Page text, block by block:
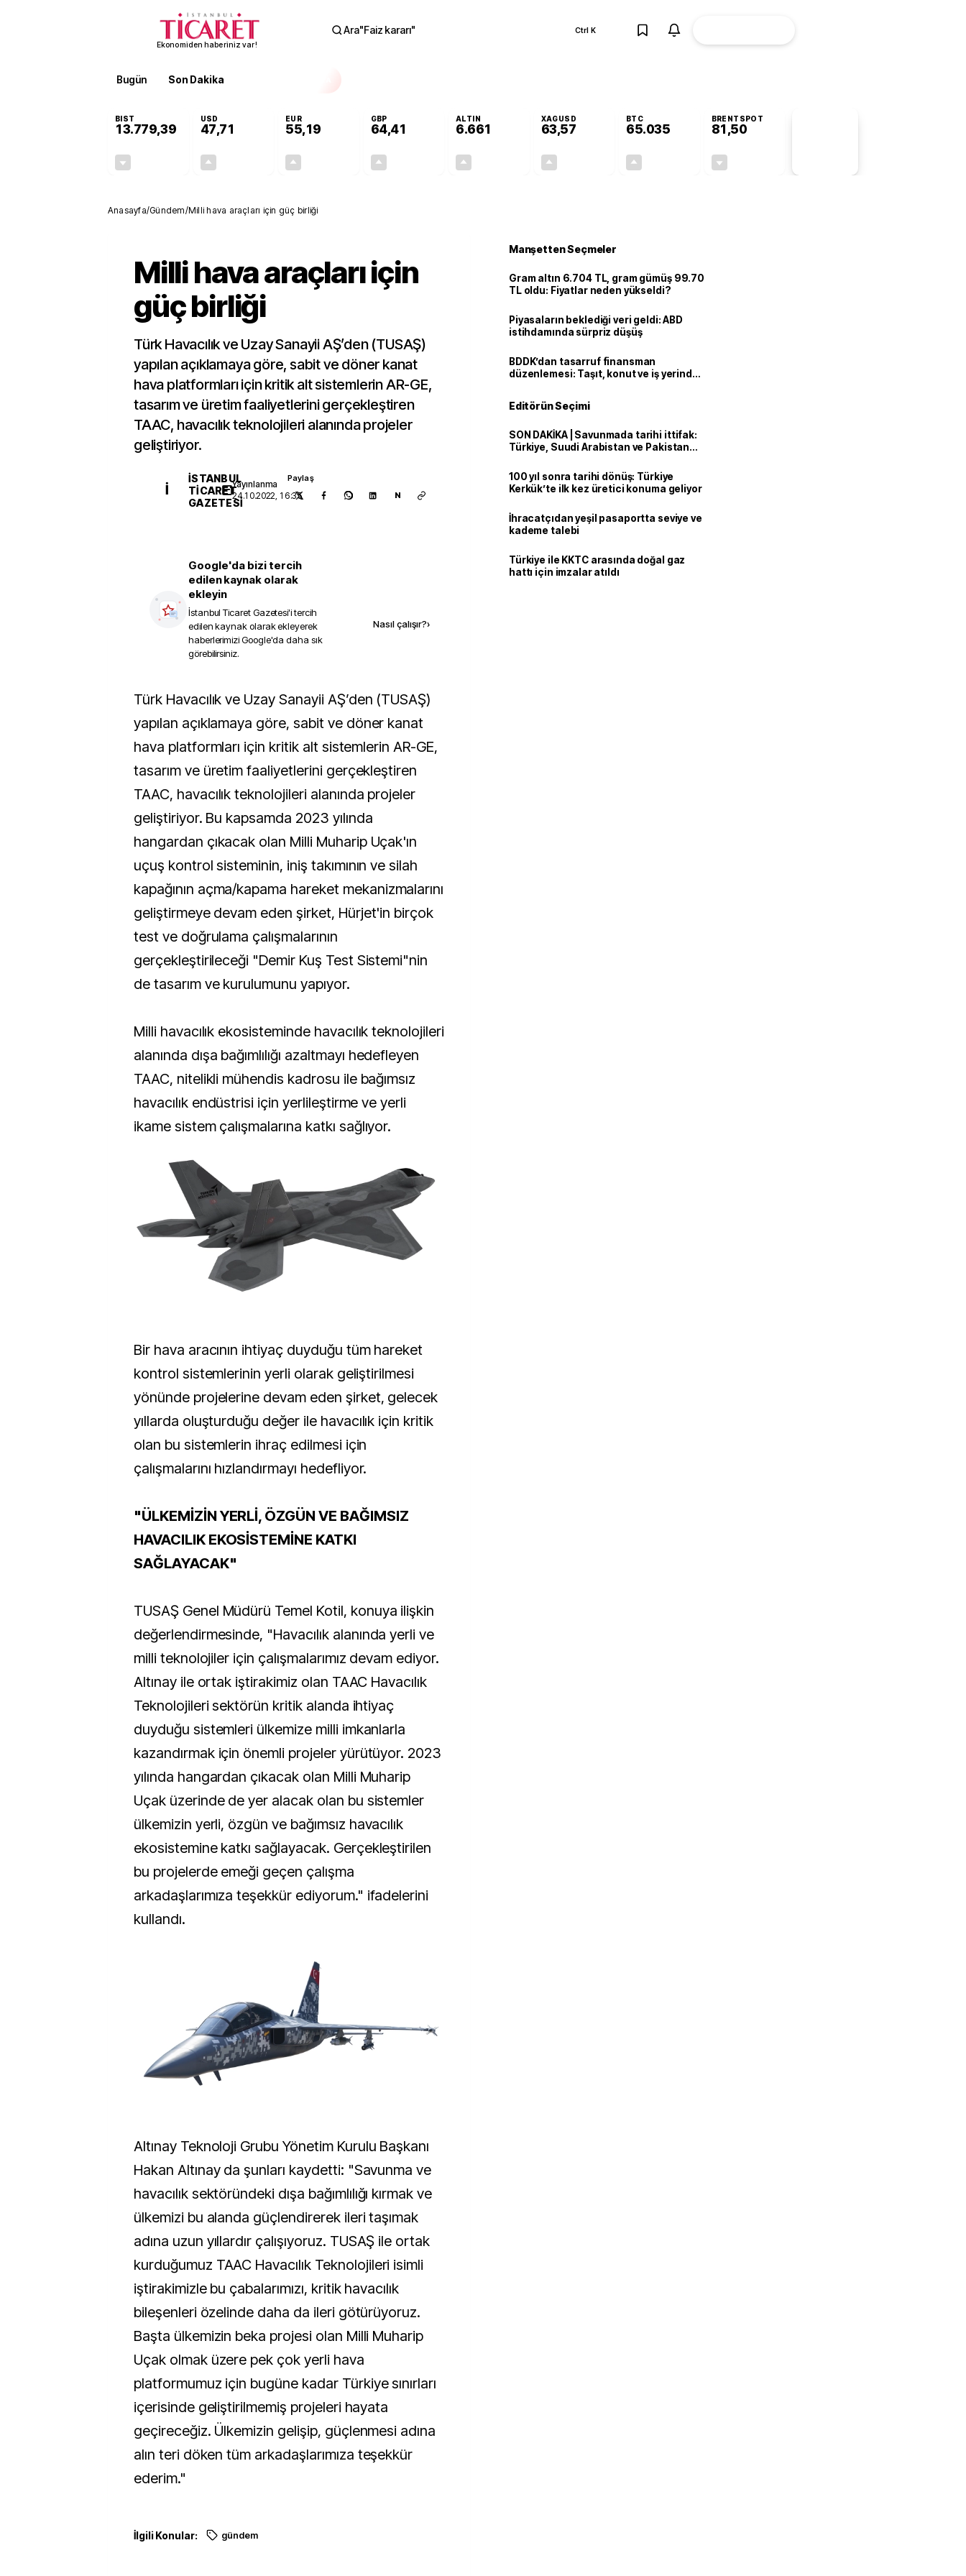
Ekonomiden haberiniz var!
Ara"Faiz kararı" Ctrl K
Bugün Son Dakika
BIST
13.779,39
USD
47,71
EUR
55,19
GBP
64,41
ALTIN
6.661
XAGUSD
63,57
BTC
65.035
BRENTSPOT
81,50
Anasayfa/Gündem/Milli hava araçları için güç birliği
Milli hava araçları için
güç birliği
Türk Havacılık ve Uzay Sanayii AŞ’den (TUSAŞ)
yapılan açıklamaya göre, sabit ve döner kanat
hava platformları için kritik alt sistemlerin AR-GE,
tasarım ve üretim faaliyetlerini gerçekleştiren
TAAC, havacılık teknolojileri alanında projeler
geliştiriyor.
İ
İSTANBUL
TICARET
GAZETESI
Yayınlanma
24.10.2022, 16:35
Paylaş
N
Google'da bizi tercih
edilen kaynak olarak
ekleyin
İstanbul Ticaret Gazetesi'i tercih
edilen kaynak olarak ekleyerek
haberlerimizi Google'da daha sık
görebilirsiniz.
Nasıl çalışır?›
Türk Havacılık ve Uzay Sanayii AŞ’den (TUSAŞ)
yapılan açıklamaya göre, sabit ve döner kanat
hava platformları için kritik alt sistemlerin AR-GE,
tasarım ve üretim faaliyetlerini gerçekleştiren
TAAC, havacılık teknolojileri alanında projeler
geliştiriyor. Bu kapsamda 2023 yılında
hangardan çıkacak olan Milli Muharip Uçak'ın
uçuş kontrol sisteminin, iniş takımının ve silah
kapağının açma/kapama hareket mekanizmalarını
geliştirmeye devam eden şirket, Hürjet'in birçok
test ve doğrulama çalışmalarının
gerçekleştirileceği "Demir Kuş Test Sistemi"nin
de tasarım ve kurulumunu yapıyor.
Milli havacılık ekosisteminde havacılık teknolojileri
alanında dışa bağımlılığı azaltmayı hedefleyen
TAAC, nitelikli mühendis kadrosu ile bağımsız
havacılık endüstrisi için yerlileştirme ve yerli
ikame sistem çalışmalarına katkı sağlıyor.
Bir hava aracının ihtiyaç duyduğu tüm hareket
kontrol sistemlerinin yerli olarak geliştirilmesi
yönünde projelerine devam eden şirket, gelecek
yıllarda oluşturduğu değer ile havacılık için kritik
olan bu sistemlerin ihraç edilmesi için
çalışmalarını hızlandırmayı hedefliyor.
"ÜLKEMİZİN YERLİ, ÖZGÜN VE BAĞIMSIZ
HAVACILIK EKOSİSTEMİNE KATKI
SAĞLAYACAK"
TUSAŞ Genel Müdürü Temel Kotil, konuya ilişkin
değerlendirmesinde, "Havacılık alanında yerli ve
milli teknolojiler için çalışmalarımız devam ediyor.
Altınay ile ortak iştirakimiz olan TAAC Havacılık
Teknolojileri sektörün kritik alanda ihtiyaç
duyduğu sistemleri ülkemize milli imkanlarla
kazandırmak için önemli projeler yürütüyor. 2023
yılında hangardan çıkacak olan Milli Muharip
Uçak üzerinde de yer alacak olan bu sistemler
ülkemizin yerli, özgün ve bağımsız havacılık
ekosistemine katkı sağlayacak. Gerçekleştirilen
bu projelerde emeği geçen çalışma
arkadaşlarımıza teşekkür ediyorum." ifadelerini
kullandı.
Altınay Teknoloji Grubu Yönetim Kurulu Başkanı
Hakan Altınay da şunları kaydetti: "Savunma ve
havacılık sektöründeki dışa bağımlılığı kırmak ve
ülkemizi bu alanda güçlendirerek ileri taşımak
adına uzun yıllardır çalışıyoruz. TUSAŞ ile ortak
kurduğumuz TAAC Havacılık Teknolojileri isimli
iştirakimizle bu çabalarımızı, kritik havacılık
bileşenleri özelinde daha da ileri götürüyoruz.
Başta ülkemizin beka projesi olan Milli Muharip
Uçak olmak üzere pek çok yerli hava
platformumuz için bugüne kadar Türkiye sınırları
içerisinde geliştirilmemiş projeleri hayata
geçireceğiz. Ülkemizin gelişip, güçlenmesi adına
alın teri döken tüm arkadaşlarımıza teşekkür
ederim."
İlgili Konular: gündem
Manşetten Seçmeler
Gram altın 6.704 TL, gram gümüş 99.70
TL oldu: Fiyatlar neden yükseldi?
Piyasaların beklediği veri geldi: ABD
istihdamında sürpriz düşüş
BDDK’dan tasarruf finansman
düzenlemesi: Taşıt, konut ve iş yerinde
Editörün Seçimi
SON DAKİKA | Savunmada tarihi ittifak:
Türkiye, Suudi Arabistan ve Pakistan
100 yıl sonra tarihi dönüş: Türkiye
Kerkük’te ilk kez üretici konuma geliyor
İhracatçıdan yeşil pasaportta seviye ve
kademe talebi
Türkiye ile KKTC arasında doğal gaz
hattı için imzalar atıldı